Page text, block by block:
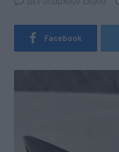
Δεν υπάρχουν Σχόλια
Facebook